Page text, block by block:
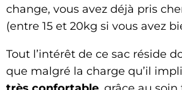
change, vous avez déjà pris
(entre 15 et 20kg si vous avez
Tout l’intérêt de ce sac réside
que malgré la charge qu’il